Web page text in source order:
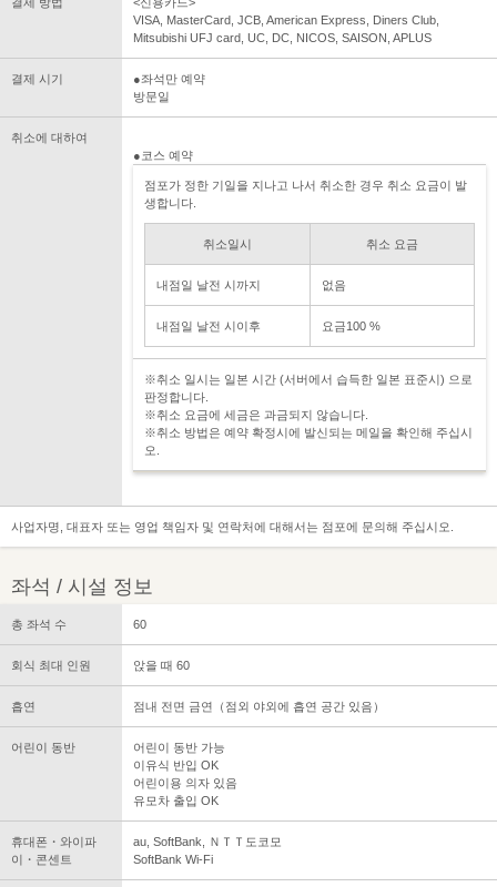
VISA, MasterCard, JCB, American Express, Diners Club,
Mitsubishi UFJ card, UC, DC, NICOS, SAISON, APLUS
결제 시기
●좌석만 예약
방문일
취소에 대하여
●코스 예약
점포가 정한 기일을 지나고 나서 취소한 경우 취소 요금이 발
생합니다.
취소일시 취소 요금
내점일 날전 시까지 없음
내점일 날전 시이후 요금100 %
※취소 일시는 일본 시간 (서버에서 습득한 일본 표준시) 으로
판정합니다.
※취소 요금에 세금은 과금되지 않습니다.
※취소 방법은 예약 확정시에 발신되는 메일을 확인해 주십시
오.
사업자명, 대표자 또는 영업 책임자 및 연락처에 대해서는 점포에 문의해 주십시오.
좌석 / 시설 정보
총 좌석 수 60
회식 최대 인원 앉을 때 60
흡연 점내 전면 금연（점외 야외에 흡연 공간 있음）
어린이 동반
어린이 동반 가능
이유식 반입 OK
어린이용 의자 있음
유모차 출입 OK
휴대폰・와이파
이・콘센트
au, SoftBank, ＮＴＴ도코모
SoftBank Wi-Fi